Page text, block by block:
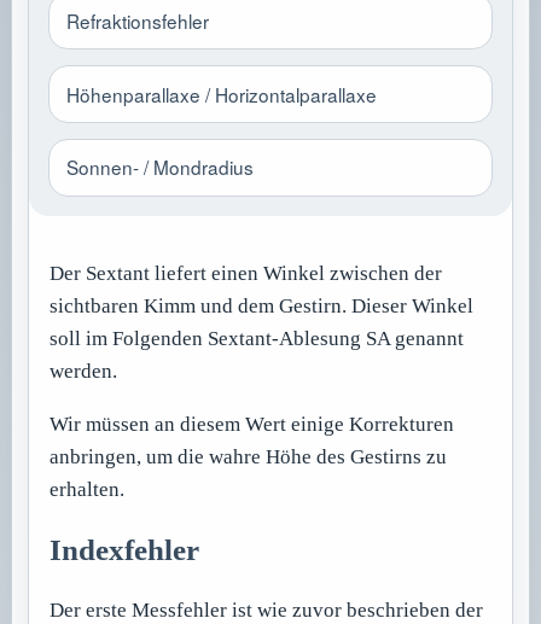
Refraktionsfehler
Höhenparallaxe / Horizontalparallaxe
Sonnen- / Mondradius
Der Sextant liefert einen Winkel zwischen der
sichtbaren Kimm und dem Gestirn. Dieser Winkel
soll im Folgenden Sextant-Ablesung SA genannt
werden.
Wir müssen an diesem Wert einige Korrekturen
anbringen, um die wahre Höhe des Gestirns zu
erhalten.
Indexfehler
Der erste Messfehler ist wie zuvor beschrieben der